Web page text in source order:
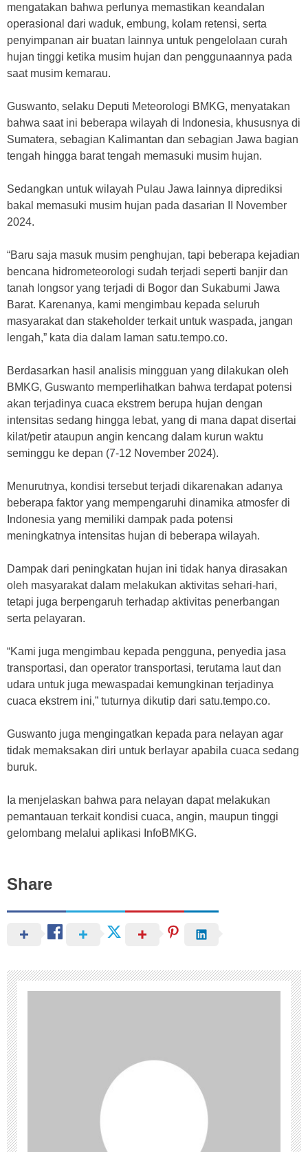
mengatakan bahwa perlunya memastikan keandalan
operasional dari waduk, embung, kolam retensi, serta
penyimpanan air buatan lainnya untuk pengelolaan curah
hujan tinggi ketika musim hujan dan penggunaannya pada
saat musim kemarau.
Guswanto, selaku Deputi Meteorologi BMKG, menyatakan
bahwa saat ini beberapa wilayah di Indonesia, khususnya di
Sumatera, sebagian Kalimantan dan sebagian Jawa bagian
tengah hingga barat tengah memasuki musim hujan.
Sedangkan untuk wilayah Pulau Jawa lainnya diprediksi
bakal memasuki musim hujan pada dasarian II November
2024.
“Baru saja masuk musim penghujan, tapi beberapa kejadian
bencana hidrometeorologi sudah terjadi seperti banjir dan
tanah longsor yang terjadi di Bogor dan Sukabumi Jawa
Barat. Karenanya, kami mengimbau kepada seluruh
masyarakat dan stakeholder terkait untuk waspada, jangan
lengah,” kata dia dalam laman satu.tempo.co.
Berdasarkan hasil analisis mingguan yang dilakukan oleh
BMKG, Guswanto memperlihatkan bahwa terdapat potensi
akan terjadinya cuaca ekstrem berupa hujan dengan
intensitas sedang hingga lebat, yang di mana dapat disertai
kilat/petir ataupun angin kencang dalam kurun waktu
seminggu ke depan (7-12 November 2024).
Menurutnya, kondisi tersebut terjadi dikarenakan adanya
beberapa faktor yang mempengaruhi dinamika atmosfer di
Indonesia yang memiliki dampak pada potensi
meningkatnya intensitas hujan di beberapa wilayah.
Dampak dari peningkatan hujan ini tidak hanya dirasakan
oleh masyarakat dalam melakukan aktivitas sehari-hari,
tetapi juga berpengaruh terhadap aktivitas penerbangan
serta pelayaran.
“Kami juga mengimbau kepada pengguna, penyedia jasa
transportasi, dan operator transportasi, terutama laut dan
udara untuk juga mewaspadai kemungkinan terjadinya
cuaca ekstrem ini,” tuturnya dikutip dari satu.tempo.co.
Guswanto juga mengingatkan kepada para nelayan agar
tidak memaksakan diri untuk berlayar apabila cuaca sedang
buruk.
Ia menjelaskan bahwa para nelayan dapat melakukan
pemantauan terkait kondisi cuaca, angin, maupun tinggi
gelombang melalui aplikasi InfoBMKG.
Share